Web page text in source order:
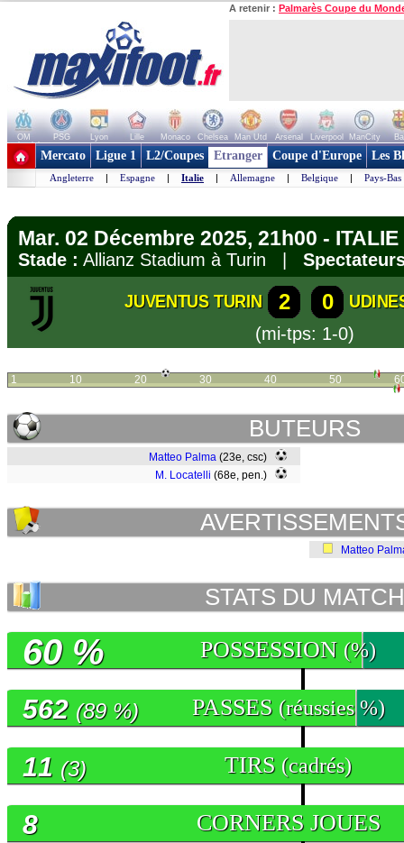
A retenir : Palmarès Coupe du
OM PSG Lyon Lille Monaco Chelsea Man Utd Arsenal Liverpool ManCity
+ de clubs
Mercato Ligue 1 L2/Coupes Etranger Coupe d'Europe Les
Angleterre | Espagne | Italie | Allemagne | Belgique | Pays-Bas
Mar. 02 Décembre 2025, 21h00 -
Stade : Allianz Stadium à Turin |
JUVENTUS TURIN 2 0
(mi-tps: 1-0)
1 10 20 30 40 50
BUTEURS
Matteo Palma (23e, csc)
M. Locatelli (68e, pen.)
Matteo
STATS DU MATCH
POSSESSION (%)
60 %
PASSES (réussies %)
562 (89 %)
TIRS (cadrés)
11 (3)
CORNERS JOUES
8